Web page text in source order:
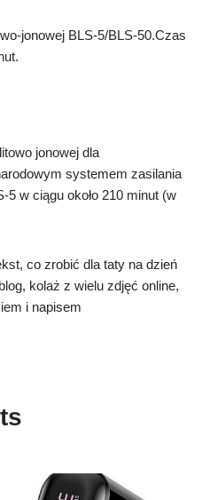
BLS‑5/BLS-50.Czas
jonowej dla
systemem zasilania
w ciągu około 210 minut (w
co zrobić dla taty na dzień
kolaż z wielu zdjęć online,
i napisem